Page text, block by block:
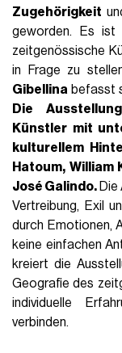
Zugehörigkeit
geworden. Es ist
zeitgenössische
in Frage zu
Gibellina befasst
Die
Künstler mit
kulturellem
Hatoum, William
José Galindo.
Vertreibung, Exil
durch Emotionen,
keine einfachen
kreiert die
Geografie des
individuelle
verbinden.